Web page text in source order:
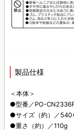
製品仕様
＜本体＞
●型番／PO-
●サイズ（約）／
●重さ（約）／110g